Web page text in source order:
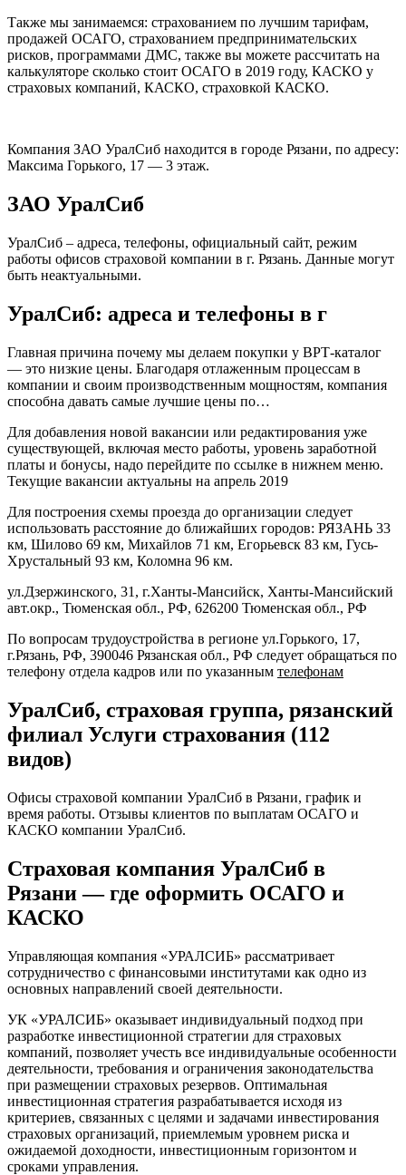
Также мы занимаемся: страхованием по лучшим тарифам,
продажей ОСАГО, страхованием предпринимательских
рисков, программами ДМС, также вы можете рассчитать на
калькуляторе сколько стоит ОСАГО в 2019 году, КАСКО у
страховых компаний, КАСКО, страховкой КАСКО.
Компания ЗАО УралСиб находится в городе Рязани, по адресу:
Максима Горького, 17 — 3 этаж.
ЗАО УралСиб
УралСиб – адреса, телефоны, официальный сайт, режим
работы офисов страховой компании в г. Рязань. Данные могут
быть неактуальными.
УралСиб: адреса и телефоны в г
Главная причина почему мы делаем покупки у ВРТ-каталог
— это низкие цены. Благодаря отлаженным процессам в
компании и своим производственным мощностям, компания
способна давать самые лучшие цены по…
Для добавления новой вакансии или редактирования уже
существующей, включая место работы, уровень заработной
платы и бонусы, надо перейдите по ссылке в нижнем меню.
Текущие вакансии актуальны на апрель 2019
Для построения схемы проезда до организации следует
использовать расстояние до ближайших городов: РЯЗАНЬ 33
км, Шилово 69 км, Михайлов 71 км, Егорьевск 83 км, Гусь-
Хрустальный 93 км, Коломна 96 км.
ул.Дзержинского, 31, г.Ханты-Мансийск, Ханты-Мансийский
авт.окр., Тюменская обл., РФ, 626200 Тюменская обл., РФ
По вопросам трудоустройства в регионе ул.Горького, 17,
г.Рязань, РФ, 390046 Рязанская обл., РФ следует обращаться по
телефону отдела кадров или по указанным телефонам
УралСиб, страховая группа, рязанский
филиал Услуги страхования (112
видов)
Офисы страховой компании УралСиб в Рязани, график и
время работы. Отзывы клиентов по выплатам ОСАГО и
КАСКО компании УралСиб.
Страховая компания УралСиб в
Рязани — где оформить ОСАГО и
КАСКО
Управляющая компания «УРАЛСИБ» рассматривает
сотрудничество с финансовыми институтами как одно из
основных направлений своей деятельности.
УК «УРАЛСИБ» оказывает индивидуальный подход при
разработке инвестиционной стратегии для страховых
компаний, позволяет учесть все индивидуальные особенности
деятельности, требования и ограничения законодательства
при размещении страховых резервов. Оптимальная
инвестиционная стратегия разрабатывается исходя из
критериев, связанных с целями и задачами инвестирования
страховых организаций, приемлемым уровнем риска и
ожидаемой доходности, инвестиционным горизонтом и
сроками управления.